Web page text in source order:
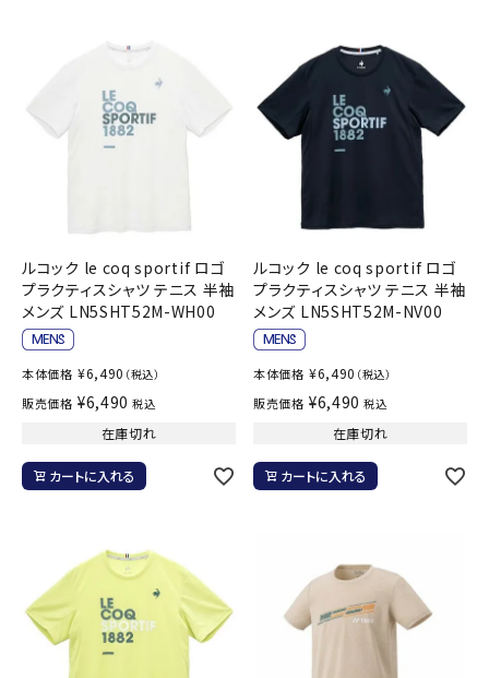
ルコック le coq sportif ロゴ
プラクティスシャツ テニス 半袖
メンズ LN5SHT52M-WH00
本体価格 ¥6,490 （税込）
販売価格 ¥6,490 税込
在庫切れ
カートに入れる
ルコック le coq sportif ロゴ
プラクティスシャツ テニス 半袖
メンズ LN5SHT52M-NV00
本体価格 ¥6,490 （税込）
販売価格 ¥6,490 税込
在庫切れ
カートに入れる